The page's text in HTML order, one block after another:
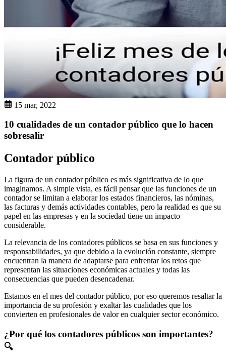
15 mar, 2022
10 cualidades de un contador público que lo hacen
sobresalir
Contador público
La figura de un contador público es más significativa de lo que
imaginamos. A simple vista, es fácil pensar que las funciones de un
contador se limitan a elaborar los estados financieros, las nóminas,
las facturas y demás actividades contables, pero la realidad es que su
papel en las empresas y en la sociedad tiene un impacto
considerable.
La relevancia de los contadores públicos se basa en sus funciones y
responsabilidades, ya que debido a la evolución constante, siempre
encuentran la manera de adaptarse para enfrentar los retos que
representan las situaciones económicas actuales y todas las
consecuencias que pueden desencadenar.
Estamos en el mes del contador público, por eso queremos resaltar la
importancia de su profesión y exaltar las cualidades que los
convierten en profesionales de valor en cualquier sector económico.
¿Por qué los contadores públicos son importantes?
🔍